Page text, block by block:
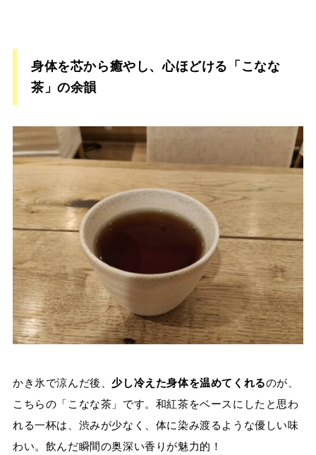
身体を芯から癒やし、心ほどける「こなな
茶」の余韻
かき氷で涼んだ後、少し冷えた身体を温めてくれるのが、
こちらの「こなな茶」です。和紅茶をベースにしたと思わ
れる一杯は、渋みが少なく、体に染み渡るような優しい味
わい。飲んだ瞬間の奥深い香りが魅力的！